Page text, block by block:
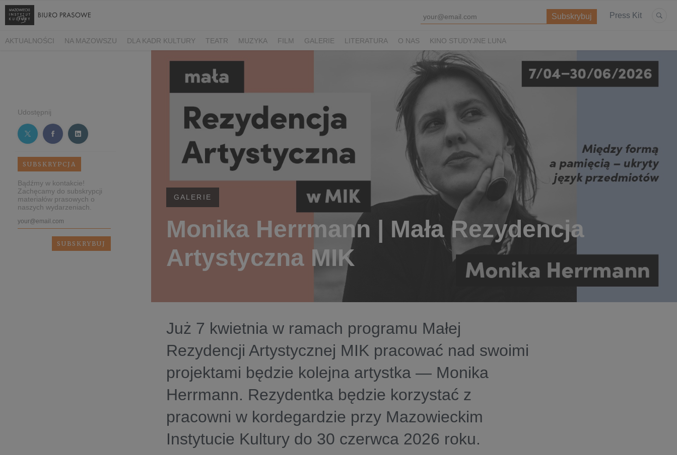
Press Kit
AKTUALNOŚCI NA MAZOWSZU DLA KADR KULTURY TEATR MUZYKA FILM GALERIE LITERATURA O NAS KINO STUDYJNE LUNA
Udostępnij
SUBSKRYPCJA
Bądźmy w kontakcie!
Zachęcamy do subskrypcji
materiałów prasowych o
naszych wydarzeniach.
GALERIE
Monika Herrmann | Mała Rezydencja
Artystyczna MIK
Już 7 kwietnia w ramach programu Małej
Rezydencji Artystycznej MIK pracować nad swoimi
projektami będzie kolejna artystka — Monika
Herrmann. Rezydentka będzie korzystać z
pracowni w kordegardzie przy Mazowieckim
Instytucie Kultury do 30 czerwca 2026 roku.